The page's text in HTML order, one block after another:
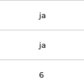
ja
ja
6